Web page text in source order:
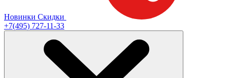
Новинки Скидки
+7(495) 727-11-33